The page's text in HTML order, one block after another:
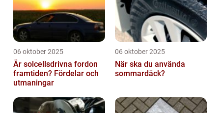
06 oktober 2025
Är solcellsdrivna fordon
framtiden? Fördelar och
utmaningar
06 oktober 2025
När ska du använda
sommardäck?